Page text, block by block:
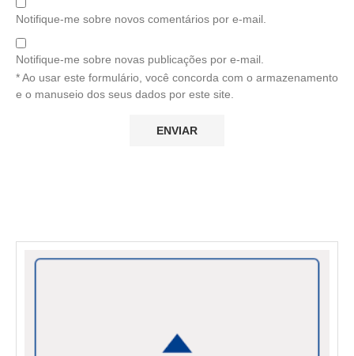
Notifique-me sobre novos comentários por e-mail.
Notifique-me sobre novas publicações por e-mail.
* Ao usar este formulário, você concorda com o armazenamento
e o manuseio dos seus dados por este site.